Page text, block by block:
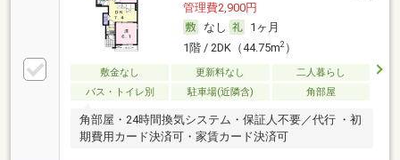
管理費2,900円
なし
1ヶ月
1階 / 2DK（44.75m2）
敷金なし 更新料なし
二人暮らし
バス・トイレ別
駐車場(近隣含) 角部屋
角部屋・24時間換気システム・保証人不要／代行 ・初
期費用カード決済可・家賃カード決済可